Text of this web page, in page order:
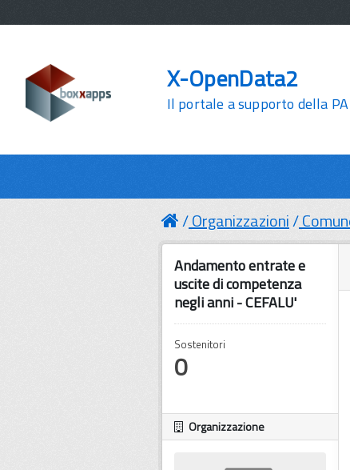
X-OpenData2
Il portale a supporto della PA
Organizzazioni
Andamento entrate e
uscite di competenza
negli anni - CEFALU'
Sostenitori
0
Organizzazione